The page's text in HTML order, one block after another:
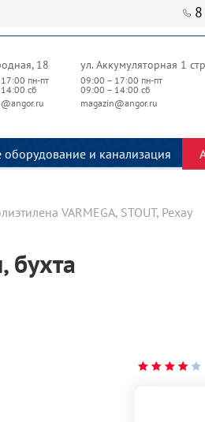
18
пн-пт
сб
ул. Аккумуляторная 1
09:00 – 17:00 пн-пт
09:00 – 14:00 сб
magazin@angor.ru
и канализация
VARMEGA, STOUT, Рехау
бухта